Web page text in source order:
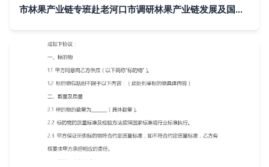
市林果产业链专班赴老河口市调研林果产业链发展及国内贸易代理情况